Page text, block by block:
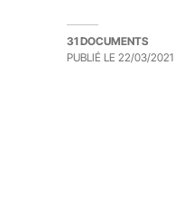
31 DOCUMENTS
PUBLIÉ LE 22/03/2021